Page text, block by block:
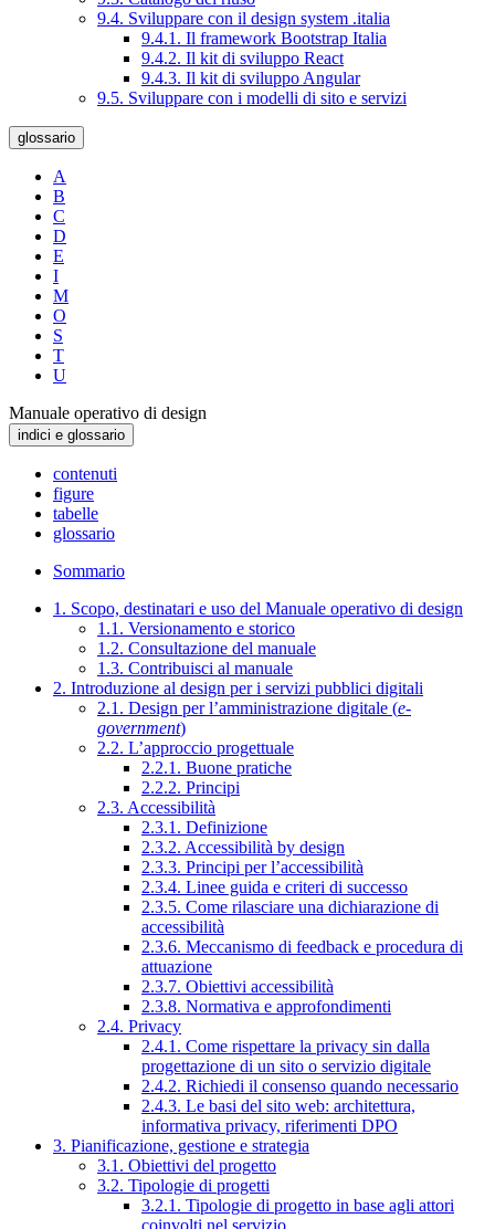
9.4. Sviluppare con il design system .italia
9.4.1. Il framework Bootstrap Italia
9.4.2. Il kit di sviluppo React
9.4.3. Il kit di sviluppo Angular
9.5. Sviluppare con i modelli di sito e servizi
glossario
A
B
C
D
E
I
M
O
S
T
U
Manuale operativo di design
indici e glossario
contenuti
figure
tabelle
glossario
Sommario
1. Scopo, destinatari e uso del Manuale operativo di design
1.1. Versionamento e storico
1.2. Consultazione del manuale
1.3. Contribuisci al manuale
2. Introduzione al design per i servizi pubblici digitali
2.1. Design per l’amministrazione digitale (e-
government)
2.2. L’approccio progettuale
2.2.1. Buone pratiche
2.2.2. Principi
2.3. Accessibilità
2.3.1. Definizione
2.3.2. Accessibilità by design
2.3.3. Principi per l’accessibilità
2.3.4. Linee guida e criteri di successo
2.3.5. Come rilasciare una dichiarazione di
accessibilità
2.3.6. Meccanismo di feedback e procedura di
attuazione
2.3.7. Obiettivi accessibilità
2.3.8. Normativa e approfondimenti
2.4. Privacy
2.4.1. Come rispettare la privacy sin dalla
progettazione di un sito o servizio digitale
2.4.2. Richiedi il consenso quando necessario
2.4.3. Le basi del sito web: architettura,
informativa privacy, riferimenti DPO
3. Pianificazione, gestione e strategia
3.1. Obiettivi del progetto
3.2. Tipologie di progetti
3.2.1. Tipologie di progetto in base agli attori
coinvolti nel servizio